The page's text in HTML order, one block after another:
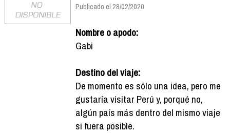
Publicado el 28/02/2020
Nombre o apodo:
Gabi
Destino del viaje:
De momento es sólo una idea, pero me
gustaría visitar Perú y, porqué no,
algún país más dentro del mismo viaje
si fuera posible.